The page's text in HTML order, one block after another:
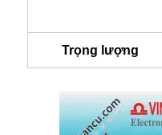
Trọng lượng